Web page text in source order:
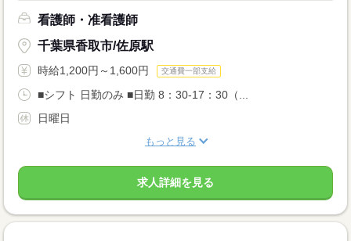
看護師・准看護師
千葉県香取市/佐原駅
時給1,200円～1,600円 交通費一部支給
■シフト 日勤のみ ■日勤 8：30-17：30（...
日曜日
もっと見る
求人詳細を見る